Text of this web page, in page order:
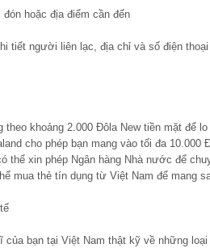
đón hoặc địa điểm cần đến
tiết người liên lạc, địa chỉ và số điện
theo khoảng 2.000 Đôla New tiền mặt để
cho phép bạn mang vào tối đa
thể xin phép Ngân hàng Nhà nước để
mua thẻ tín dụng từ Việt Nam để mang
của bạn tại Việt Nam thật kỹ về những